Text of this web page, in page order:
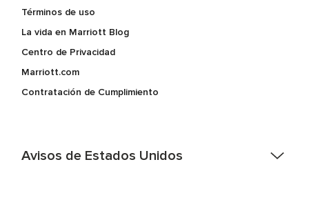
Términos de uso
La vida en Marriott Blog
Centro de Privacidad
Marriott.com
Contratación de Cumplimiento
Avisos de Estados Unidos